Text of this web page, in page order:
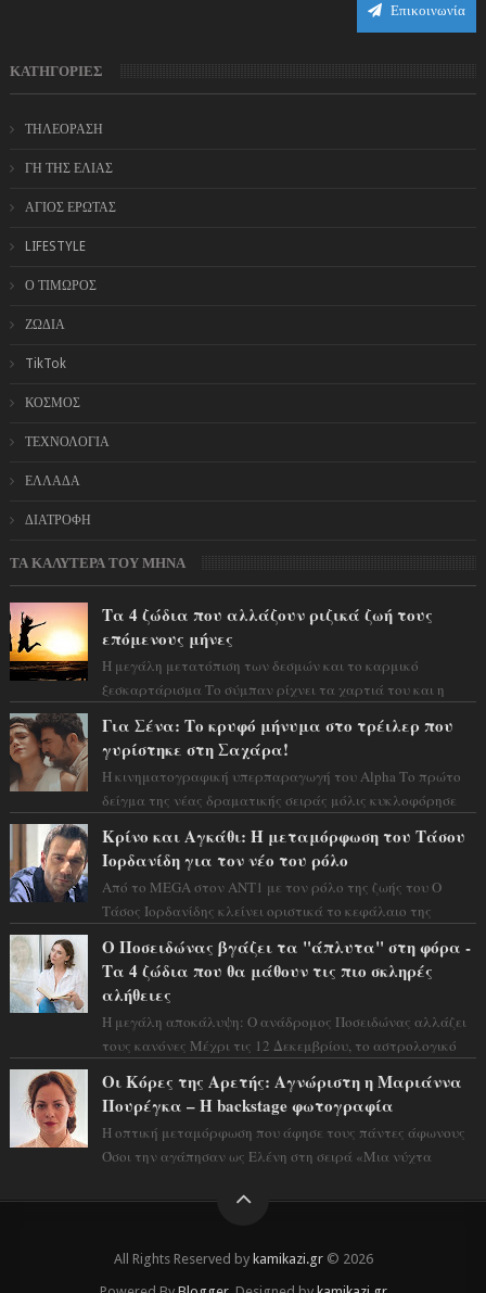
Επικοινωνία
ΚΑΤΗΓΟΡΙΕΣ
ΤΗΛΕΟΡΑΣΗ
ΓΗ ΤΗΣ ΕΛΙΑΣ
ΑΓΙΟΣ ΕΡΩΤΑΣ
LIFESTYLE
Ο ΤΙΜΩΡΟΣ
ΖΩΔΙΑ
TikTok
ΚΟΣΜΟΣ
ΤΕΧΝΟΛΟΓΙΑ
ΕΛΛΑΔΑ
ΔΙΑΤΡΟΦΗ
ΤΑ ΚΑΛΥΤΕΡΑ ΤΟΥ ΜΗΝΑ
Τα 4 ζώδια που αλλάζουν ριζικά ζωή τους
επόμενους μήνες
Η μεγάλη μετατόπιση των δεσμών και το καρμικό
ξεσκαρτάρισμα Το σύμπαν ρίχνει τα χαρτιά του και η
Για Σένα: Το κρυφό μήνυμα στο τρέιλερ που
γυρίστηκε στη Σαχάρα!
Η κινηματογραφική υπερπαραγωγή του Alpha Το πρώτο
δείγμα της νέας δραματικής σειράς μόλις κυκλοφόρησε
Κρίνο και Αγκάθι: Η μεταμόρφωση του Τάσου
Ιορδανίδη για τον νέο του ρόλο
Από το MEGA στον ΑΝΤ1 με τον ρόλο της ζωής του Ο
Τάσος Ιορδανίδης κλείνει οριστικά το κεφάλαιο της
Ο Ποσειδώνας βγάζει τα "άπλυτα" στη φόρα -
Τα 4 ζώδια που θα μάθουν τις πιο σκληρές
αλήθειες
Η μεγάλη αποκάλυψη: Ο ανάδρομος Ποσειδώνας αλλάζει
τους κανόνες Μέχρι τις 12 Δεκεμβρίου, το αστρολογικό
Οι Κόρες της Αρετής: Αγνώριστη η Μαριάννα
Πουρέγκα – H backstage φωτογραφία
Η οπτική μεταμόρφωση που άφησε τους πάντες άφωνους
Όσοι την αγάπησαν ως Ελένη στη σειρά «Μια νύχτα
All Rights Reserved by kamikazi.gr© 2026